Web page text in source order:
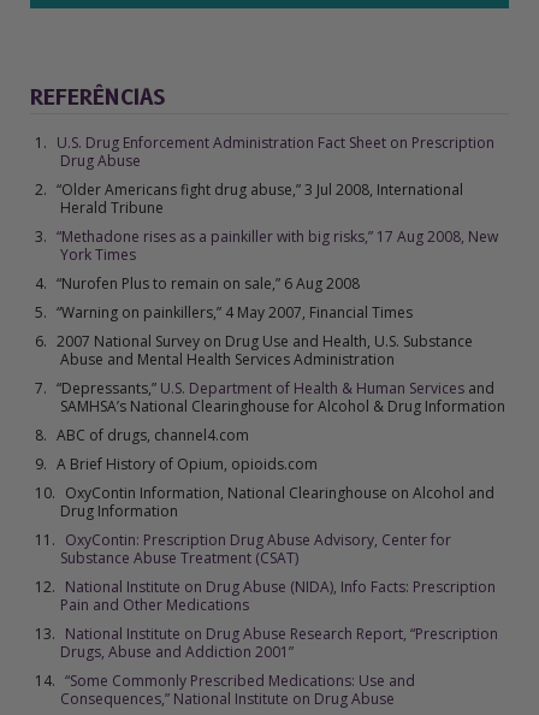
REFERÊNCIAS
U.S. Drug Enforcement Administration Fact Sheet on Prescription
Drug Abuse
“Older Americans fight drug abuse,” 3 Jul 2008, International
Herald Tribune
“Methadone rises as a painkiller with big risks,” 17 Aug 2008, New
York Times
“Nurofen Plus to remain on sale,” 6 Aug 2008
“Warning on painkillers,” 4 May 2007, Financial Times
2007 National Survey on Drug Use and Health, U.S. Substance
Abuse and Mental Health Services Administration
“Depressants,” U.S. Department of Health & Human Services and
SAMHSA’s National Clearinghouse for Alcohol & Drug Information
ABC of drugs, channel4.com
A Brief History of Opium, opioids.com
OxyContin Information, National Clearinghouse on Alcohol and
Drug Information
OxyContin: Prescription Drug Abuse Advisory, Center for
Substance Abuse Treatment (CSAT)
National Institute on Drug Abuse (NIDA), Info Facts: Prescription
Pain and Other Medications
National Institute on Drug Abuse Research Report, “Prescription
Drugs, Abuse and Addiction 2001”
“Some Commonly Prescribed Medications: Use and
Consequences,” National Institute on Drug Abuse